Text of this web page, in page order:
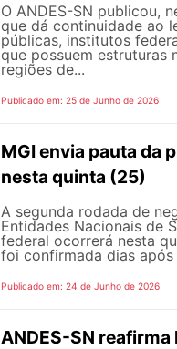
O ANDES-SN publicou,
que dá continuidade ao
públicas, institutos
que possuem estruturas
regiões de...
Publicado em: 25 de Junho de 2026
MGI envia pauta da
nesta quinta (25)
A segunda rodada de
Entidades Nacionais de
federal ocorrerá nesta
foi confirmada dias após
Publicado em: 24 de Junho de 2026
ANDES-SN